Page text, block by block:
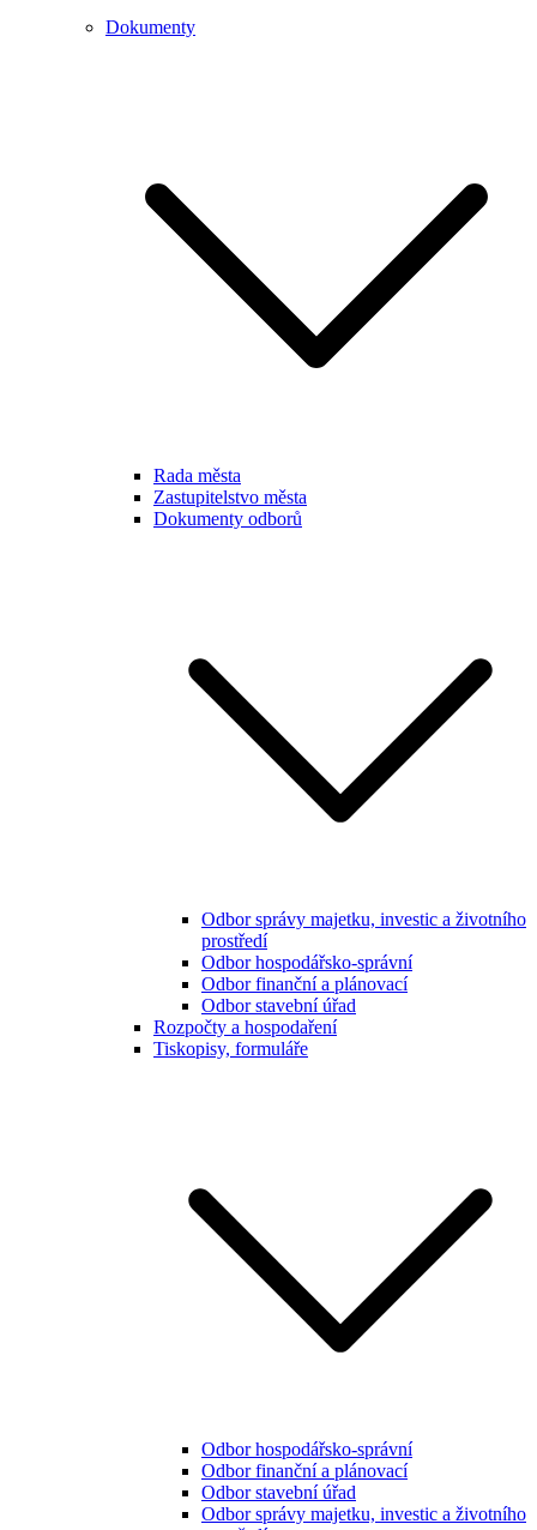
Dokumenty
Rada města
Zastupitelstvo města
Dokumenty odborů
Odbor správy majetku, investic a životního
prostředí
Odbor hospodářsko-správní
Odbor finanční a plánovací
Odbor stavební úřad
Rozpočty a hospodaření
Tiskopisy, formuláře
Odbor hospodářsko-správní
Odbor finanční a plánovací
Odbor stavební úřad
Odbor správy majetku, investic a životního